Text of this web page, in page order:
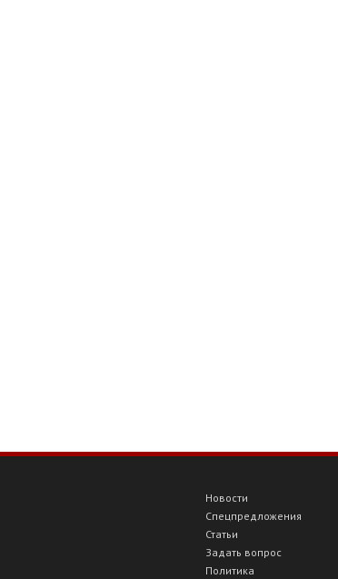
Новости
Спецпредложения
Статьи
Задать вопрос
Политика